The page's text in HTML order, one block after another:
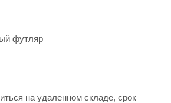
футляр
на удаленном складе, срок